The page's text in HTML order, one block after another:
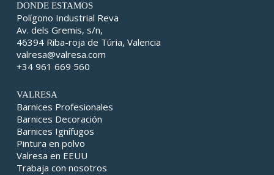
DONDE ESTAMOS
Polígono Industrial Reva
Av. dels Gremis, s/n,
46394 Riba-roja de Túria, Valencia
valresa@valresa.com
+34 961 669 560
VALRESA
Barnices Profesionales
Barnices Decoración
Barnices Ignífugos
Pintura en polvo
Valresa en EEUU
Trabaja con nosotros